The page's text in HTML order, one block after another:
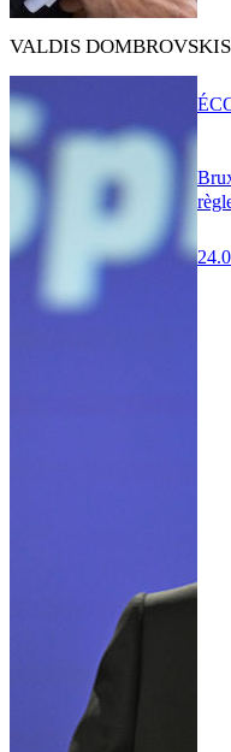
VALDIS DOMBROVSKIS